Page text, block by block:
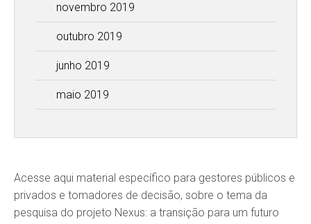
novembro 2019
outubro 2019
junho 2019
maio 2019
Acesse aqui material específico para gestores públicos e
privados e tomadores de decisão, sobre o tema da
pesquisa do projeto Nexus: a transição para um futuro